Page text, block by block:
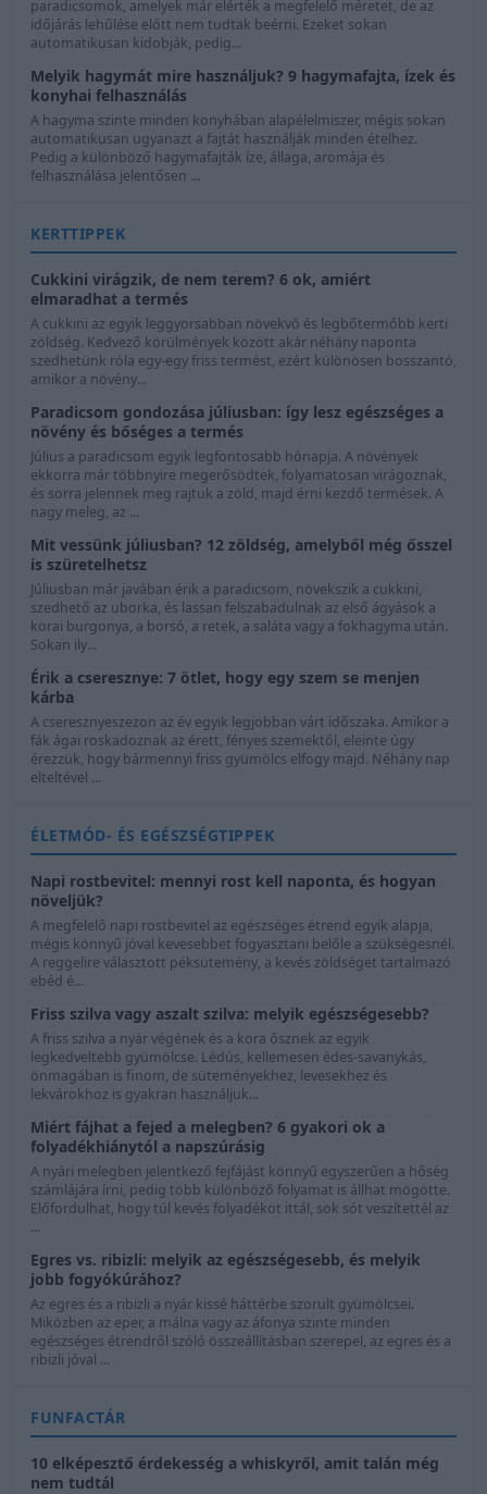
paradicsomok, amelyek már elérték a megfelelő méretet, de az
időjárás lehűlése előtt nem tudtak beérni. Ezeket sokan
automatikusan kidobják, pedig...
Melyik hagymát mire használjuk? 9 hagymafajta, ízek és
konyhai felhasználás
A hagyma szinte minden konyhában alapélelmiszer, mégis sokan
automatikusan ugyanazt a fajtát használják minden ételhez.
Pedig a különböző hagymafajták íze, állaga, aromája és
felhasználása jelentősen ...
KERTTIPPEK
Cukkini virágzik, de nem terem? 6 ok, amiért
elmaradhat a termés
A cukkini az egyik leggyorsabban növekvő és legbőtermőbb kerti
zöldség. Kedvező körülmények között akár néhány naponta
szedhetünk róla egy-egy friss termést, ezért különösen bosszantó,
amikor a növény...
Paradicsom gondozása júliusban: így lesz egészséges a
növény és bőséges a termés
Július a paradicsom egyik legfontosabb hónapja. A növények
ekkorra már többnyire megerősödtek, folyamatosan virágoznak,
és sorra jelennek meg rajtuk a zöld, majd érni kezdő termések. A
nagy meleg, az ...
Mit vessünk júliusban? 12 zöldség, amelyből még ősszel
is szüretelhetsz
Júliusban már javában érik a paradicsom, növekszik a cukkini,
szedhető az uborka, és lassan felszabadulnak az első ágyások a
korai burgonya, a borsó, a retek, a saláta vagy a fokhagyma után.
Sokan ily...
Érik a cseresznye: 7 ötlet, hogy egy szem se menjen
kárba
A cseresznyeszezon az év egyik legjobban várt időszaka. Amikor a
fák ágai roskadoznak az érett, fényes szemektől, eleinte úgy
érezzük, hogy bármennyi friss gyümölcs elfogy majd. Néhány nap
elteltével ...
ÉLETMÓD- ÉS EGÉSZSÉGTIPPEK
Napi rostbevitel: mennyi rost kell naponta, és hogyan
növeljük?
A megfelelő napi rostbevitel az egészséges étrend egyik alapja,
mégis könnyű jóval kevesebbet fogyasztani belőle a szükségesnél.
A reggelire választott péksütemény, a kevés zöldséget tartalmazó
ebéd é...
Friss szilva vagy aszalt szilva: melyik egészségesebb?
A friss szilva a nyár végének és a kora ősznek az egyik
legkedveltebb gyümölcse. Lédús, kellemesen édes-savanykás,
önmagában is finom, de süteményekhez, levesekhez és
lekvárokhoz is gyakran használjuk...
Miért fájhat a fejed a melegben? 6 gyakori ok a
folyadékhiánytól a napszúrásig
A nyári melegben jelentkező fejfájást könnyű egyszerűen a hőség
számlájára írni, pedig több különböző folyamat is állhat mögötte.
Előfordulhat, hogy túl kevés folyadékot ittál, sok sót veszítettél az
...
Egres vs. ribizli: melyik az egészségesebb, és melyik
jobb fogyókúrához?
Az egres és a ribizli a nyár kissé háttérbe szorult gyümölcsei.
Miközben az eper, a málna vagy az áfonya szinte minden
egészséges étrendről szóló összeállításban szerepel, az egres és a
ribizli jóval ...
FUNFACTÁR
10 elképesztő érdekesség a whiskyről, amit talán még
nem tudtál